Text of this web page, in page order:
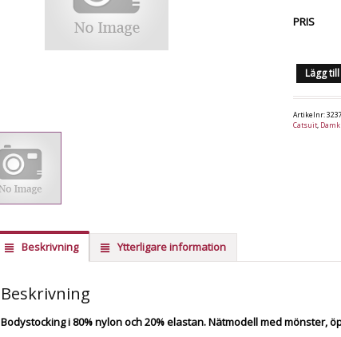
PRIS
Lägg
Artikelnr:
Catsuit,
Beskrivning Ytterligare information
Beskrivning
Bodystocking i 80% nylon och 20% elastan. Nätmodell med mönster,